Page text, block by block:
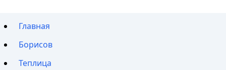
Главная
Борисов
Теплица